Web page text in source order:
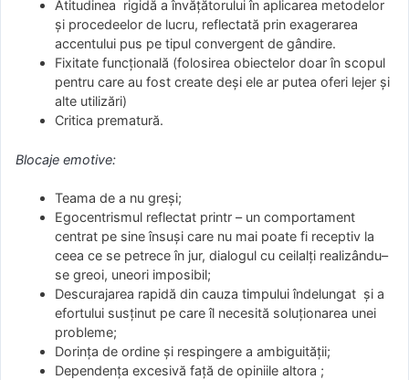
Atitudinea rigidă a învăţătorului în aplicarea metodelor
şi procedeelor de lucru, reflectată prin exagerarea
accentului pus pe tipul convergent de gândire.
Fixitate funcţională (folosirea obiectelor doar în scopul
pentru care au fost create deşi ele ar putea oferi lejer şi
alte utilizări)
Critica prematură.
Blocaje emotive:
Teama de a nu greşi;
Egocentrismul reflectat printr – un comportament
centrat pe sine însuşi care nu mai poate fi receptiv la
ceea ce se petrece în jur, dialogul cu ceilalţi realizându–
se greoi, uneori imposibil;
Descurajarea rapidă din cauza timpului îndelungat şi a
efortului susţinut pe care îl necesită soluţionarea unei
probleme;
Dorinţa de ordine şi respingere a ambiguităţii;
Dependenţa excesivă faţă de opiniile altora ;